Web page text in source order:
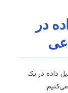
در
داده در یک